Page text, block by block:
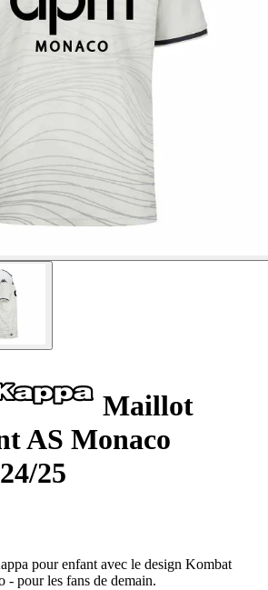
Maillot
AS Monaco
25
pour enfant avec le design Kombat
- pour les fans de demain.